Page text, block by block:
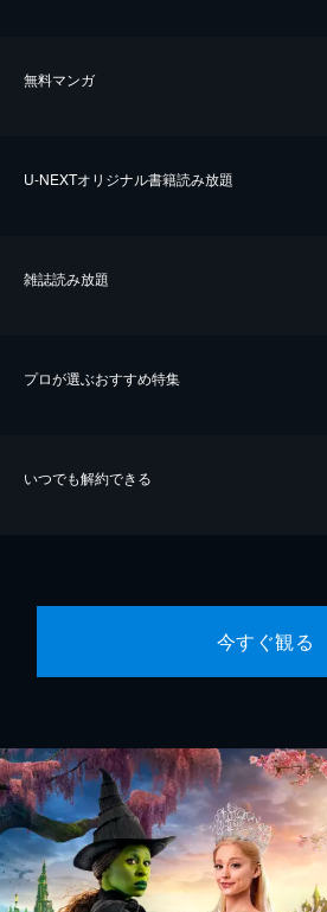
無料マンガ
U-NEXTオリジナル書籍読み放題
雑誌読み放題
プロが選ぶおすすめ特集
いつでも解約できる
今すぐ観る